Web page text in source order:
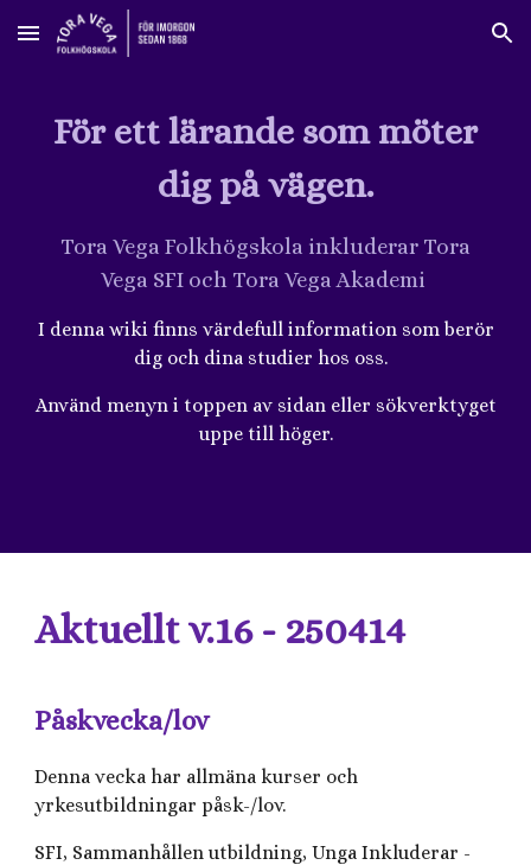
Skip to main content Skip to navigation
För ett lärande som möter
dig på vägen.
Tora Vega Folkhögskola inkluderar Tora
Vega SFI och Tora Vega Akademi
I denna wiki finns värdefull information som berör
dig och dina studier hos oss.
Använd menyn i toppen av sidan eller sökverktyget
uppe till höger.
Aktuellt v.16 - 250414
Påskvecka/lov
Denna vecka har allmäna kurser och
yrkesutbildningar påsk-/lov.
SFI, Sammanhållen utbildning, Unga Inkluderar -